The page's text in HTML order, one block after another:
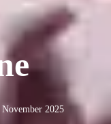
November 2025